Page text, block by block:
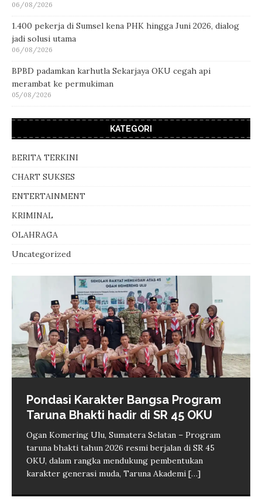
06/08/2026
1.400 pekerja di Sumsel kena PHK hingga Juni 2026, dialog
jadi solusi utama
06/08/2026
BPBD padamkan karhutla Sekarjaya OKU cegah api
merambat ke permukiman
05/08/2026
KATEGORI
BERITA TERKINI
CHART SUKSES
ENTERTAINMENT
KRIMINAL
OLAHRAGA
Uncategorized
Pondasi Karakter Bangsa Program
Taruna Bhakti hadir di SR 45 OKU
Ogan Komering Ulu, Sumatera Selatan – Program
taruna bhakti tahun 2026 resmi berjalan di SR 45
OKU, dalam rangka mendukung pembentukan
karakter generasi muda, Taruna Akademi […]
Zverev Tumbang pada laga
pembuka, Griekspoor ukir kejutan
besar di Montreal
Purbaya: Kemenkeu ambil alih
kepemilikan 60 persen saham di
1.400 pekerja di Sumsel kena PHK
hingga Juni 2026, dialog jadi solusi
BPBD padamkan karhutla Sekarjaya
OKU cegah api merambat ke
permukiman
Baturaja – Personel Badan Penanggulangan Bencana
Daerah (BPBD) Kabupaten Ogan Komering Ulu
(OKU), Sumatera Selatan memadamkan kebakaran